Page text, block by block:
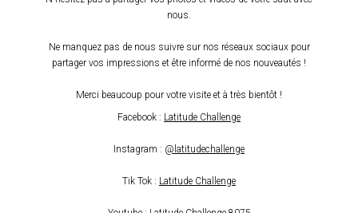
nous.
Ne manquez pas de nous suivre sur nos réseaux sociaux pour
partager vos impressions et être informé de nos nouveautés !
Merci beaucoup pour votre visite et à très bientôt !
Facebook : Latitude Challenge
Instagram : @latitudechallenge
Tik Tok : Latitude Challenge